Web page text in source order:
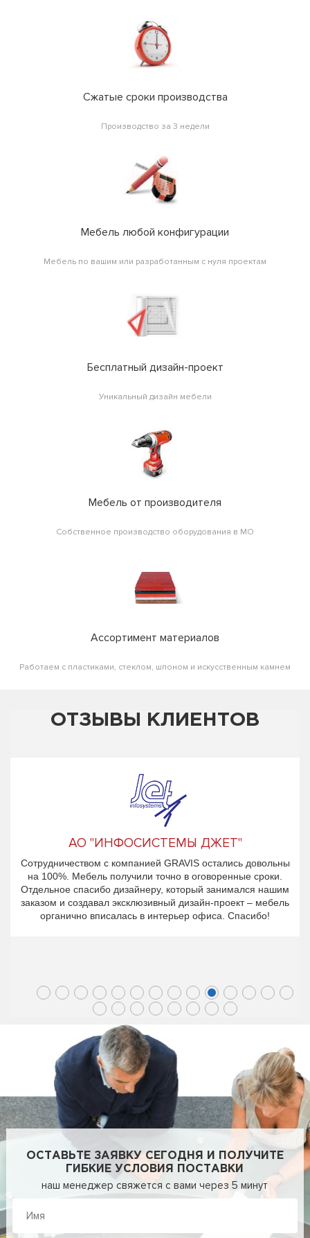
Сжатые сроки производства
Производство за 3 недели
Мебель любой конфигурации
Мебель по вашим или разработанным с нуля проектам
Бесплатный дизайн-проект
Уникальный дизайн мебели
Мебель от производителя
Собственное производство оборудования в МО
Ассортимент материалов
Работаем с пластиками, стеклом, шпоном и искусственным камнем
ОТЗЫВЫ КЛИЕНТОВ
АО "ИНФОСИСТЕМЫ ДЖЕТ"
Сотрудничеством с компанией GRAVIS остались довольны
на 100%. Мебель получили точно в оговоренные сроки.
Отдельное спасибо дизайнеру, который занимался нашим
заказом и создавал эксклюзивный дизайн-проект – мебель
органично вписалась в интерьер офиса. Спасибо!
ОСТАВЬТЕ ЗАЯВКУ СЕГОДНЯ И ПОЛУЧИТЕ
ГИБКИЕ УСЛОВИЯ ПОСТАВКИ
наш менеджер свяжется с вами через 5 минут